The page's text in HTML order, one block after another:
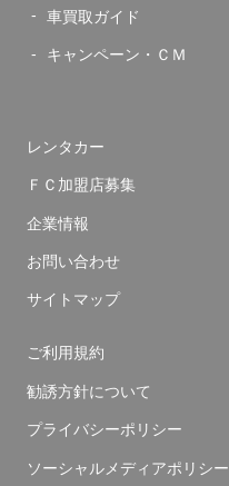
車買取ガイド
キャンペーン・ＣＭ
レンタカー
ＦＣ加盟店募集
企業情報
お問い合わせ
サイトマップ
ご利用規約
勧誘方針について
プライバシーポリシー
ソーシャルメディアポリシー